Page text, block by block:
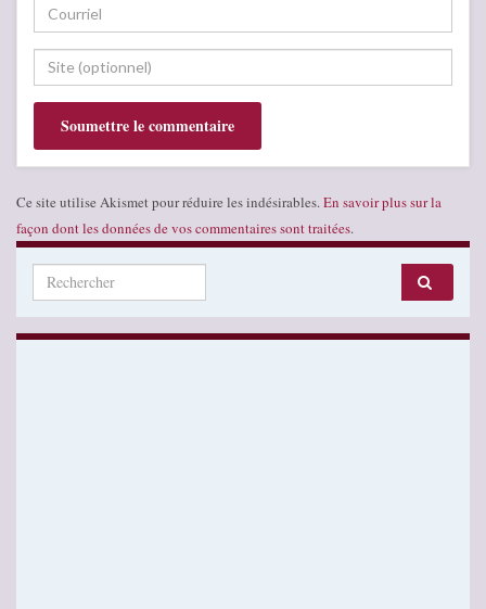
Ce site utilise Akismet pour réduire les indésirables. En savoir plus sur la
façon dont les données de vos commentaires sont traitées.
Search for: